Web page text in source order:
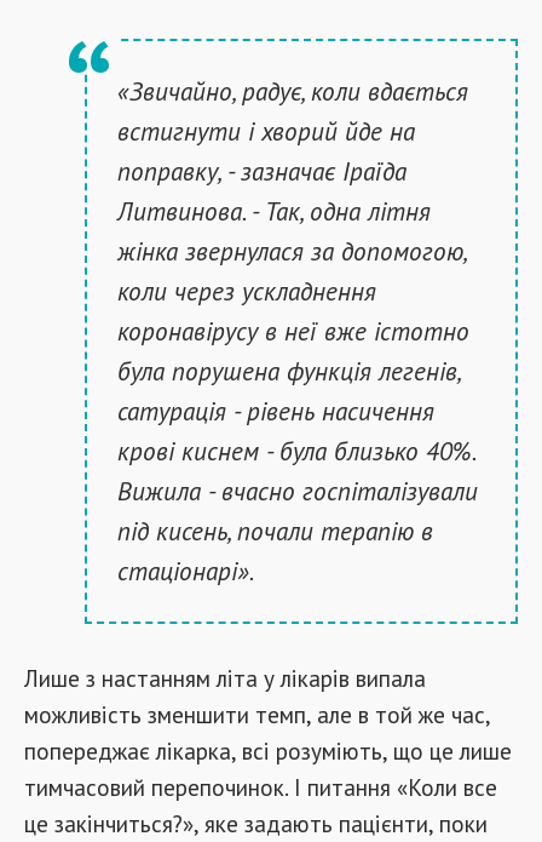
«Звичайно, радує, коли вдається
встигнути і хворий йде на
поправку, - зазначає Іраїда
Литвинова. - Так, одна літня
жінка звернулася за допомогою,
коли через ускладнення
коронавірусу в неї вже істотно
була порушена функція легенів,
сатурація - рівень насичення
крові киснем - була близько 40%.
Вижила - вчасно госпіталізували
під кисень, почали терапію в
стаціонарі».
Лише з настанням літа у лікарів випала
можливість зменшити темп, але в той же час,
попереджає лікарка, всі розуміють, що це лише
тимчасовий перепочинок. І питання «Коли все
це закінчиться?», яке задають пацієнти, поки